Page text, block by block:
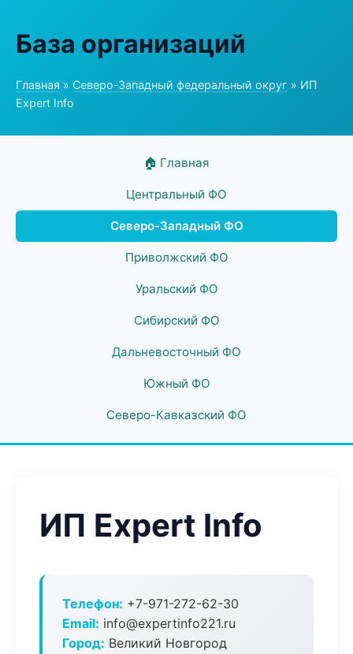
База организаций
Главная » Северо-Западный федеральный округ » ИП
Expert Info
🏠 Главная
Центральный ФО
Северо-Западный ФО
Приволжский ФО
Уральский ФО
Сибирский ФО
Дальневосточный ФО
Южный ФО
Северо-Кавказский ФО
ИП Expert Info
Телефон: +7-971-272-62-30
Email: info@expertinfo221.ru
Город: Великий Новгород